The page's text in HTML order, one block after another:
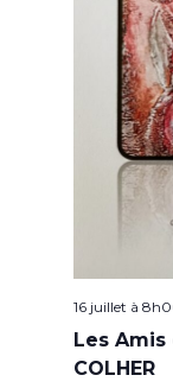
16 juillet à
Les
COLHER